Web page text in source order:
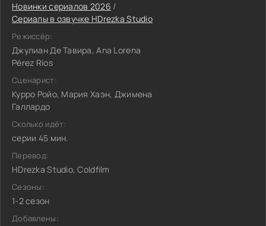
Новинки сериалов 2026 /
Сериалы в озвучке HDrezka Studio
Режиссёр:
Джулиан Де Тавира, Ana Lorena
Pérez Ríos
Сценарист:
Курро Ройо, Мария Хаэн, Джимена
Галлардо
Сколько идёт:
серии 45 мин.
Перевод:
HDrezka Studio, Coldfilm
Сезоны:
1-2 сезон
Добавлены: